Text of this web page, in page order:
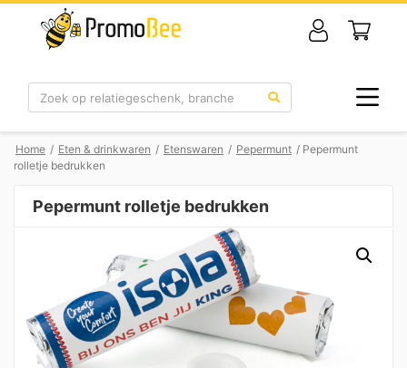
Zoek
Home / Eten & drinkwaren / Etenswaren / Pepermunt / Pepermunt
rolletje bedrukken
Pepermunt rolletje bedrukken